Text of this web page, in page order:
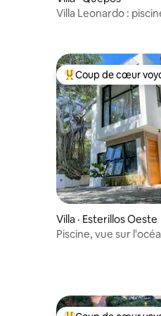
Villa Leonardo :
Coup de cœur
Coup de cœur
Villa · Esterillos Oeste
Piscine, vue sur